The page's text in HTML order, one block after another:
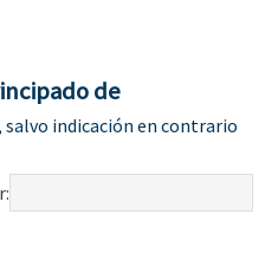
de
salvo indicación en contrario